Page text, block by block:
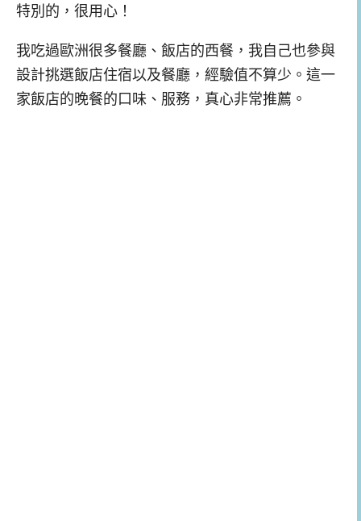
特別的，很用心！
我吃過歐洲很多餐廳、飯店的西餐，我自己也參與
設計挑選飯店住宿以及餐廳，經驗值不算少。這一
家飯店的晚餐的口味、服務，真心非常推薦。